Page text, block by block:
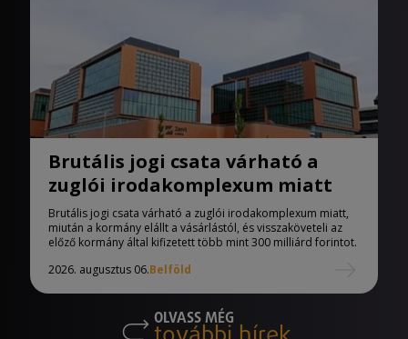
Brutális jogi csata várható a
zuglói irodakomplexum miatt
Brutális jogi csata várható a zuglói irodakomplexum miatt,
miután a kormány elállt a vásárlástól, és visszaköveteli az
előző kormány által kifizetett több mint 300 milliárd forintot.
2026. augusztus 06.Belföld
OLVASS MÉG